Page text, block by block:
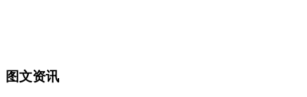
图文资讯